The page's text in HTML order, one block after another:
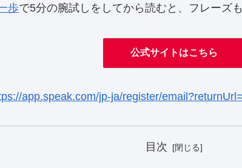
歩で5分の腕試しをしてから読むと、フレーズ
公式サイトはこちら
app.speak.com/jp-ja/register/
目次